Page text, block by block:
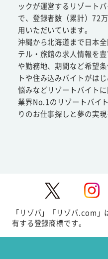
ックが運営するリゾート
で、登録者数（累計）72
用いただいています。
沖縄から北海道まで日本
テル・旅館の求人情報を
や勤務地、期間など希望
トや住み込みバイトがは
悩みなどリゾートバイト
業界No.1のリゾートバイ
りのお仕事探しと夢の実現
「リゾバ」「リゾバ.com
有する登録商標です。